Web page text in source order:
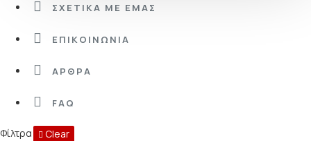
ΣΧΕΤΙΚΆ ΜΕ ΕΜΆΣ
ΕΠΙΚΟΙΝΩΝΊΑ
ΆΡΘΡΑ
FAQ
Φίλτρα Clear